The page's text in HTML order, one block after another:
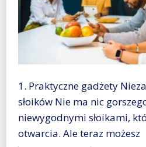
1. Praktyczne gadżety
słoików Nie ma nic
niewygodnymi słoikami,
otwarcia. Ale teraz możesz